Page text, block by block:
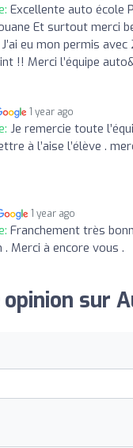
Excellente auto école
Et surtout merci
eu mon permis
!! Merci l’équipe
1 year ago
Je remercie toute
à l’aise l’élève .
1 year ago
Franchement très
Merci à encore vous .
sur